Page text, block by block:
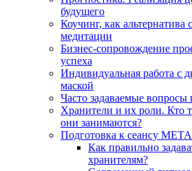
будущего
Коучинг, как альтернатива
медитации
Бизнес-сопровождение
успеха
Индивидуальная работа с
маской
Часто задаваемые вопросы
Хранители и их роли. Кто
они занимаются?
Подготовка к сеансу
Как правильно
хранителям?